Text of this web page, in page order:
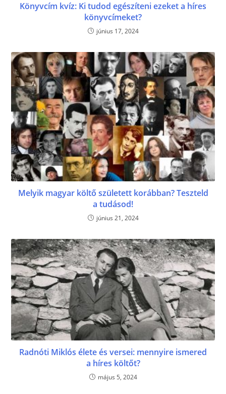
Könyvcím kvíz: Ki tudod egészíteni ezeket a híres
könyvcímeket?
június 17, 2024
Melyik magyar költő született korábban? Teszteld
a tudásod!
június 21, 2024
Radnóti Miklós élete és versei: mennyire ismered
a híres költőt?
május 5, 2024